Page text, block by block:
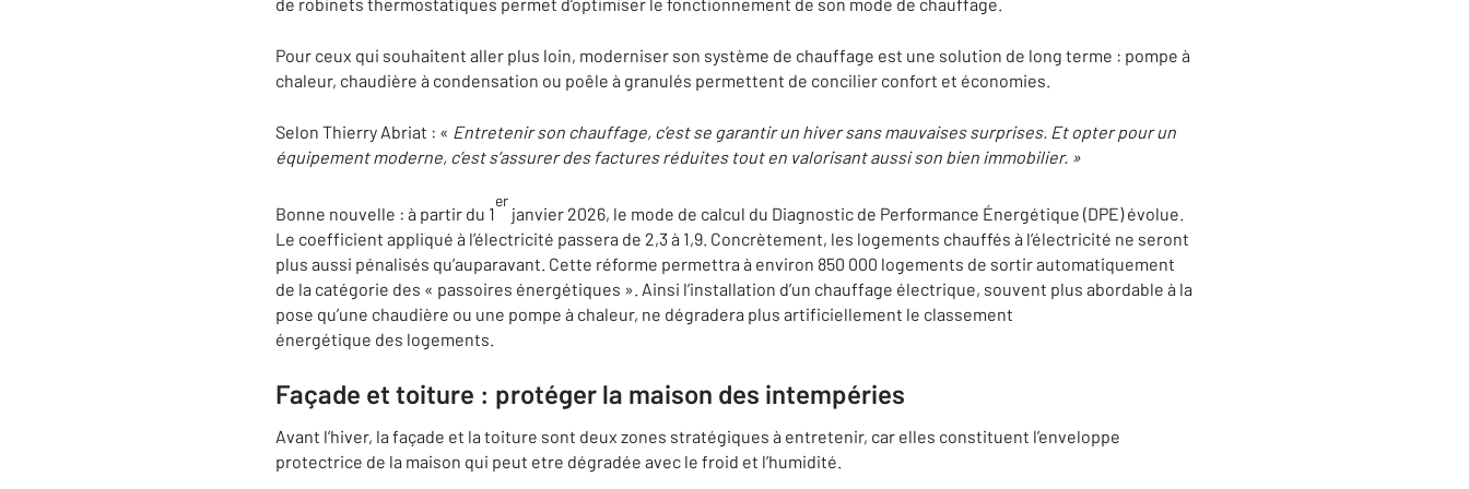
Pour ceux qui souhaitent aller plus loin, moderniser son système de chauffage est une solution de long terme : pompe à
chaleur, chaudière à condensation ou poêle à granulés permettent de concilier confort et économies.
Selon Thierry Abriat : « Entretenir son chauffage, c’est se garantir un hiver sans mauvaises surprises. Et opter pour un
équipement moderne, c’est s’assurer des factures réduites tout en valorisant aussi son bien immobilier. »
Bonne nouvelle : à partir du 1
er
janvier 2026, le mode de calcul du Diagnostic de Performance Énergétique (DPE) évolue.
Le coefficient appliqué à l’électricité passera de 2,3 à 1,9. Concrètement, les logements chauffés à l’électricité ne seront
plus aussi pénalisés qu’auparavant. Cette réforme permettra à environ 850 000 logements de sortir automatiquement
de la catégorie des « passoires énergétiques ». Ainsi l’installation d’un chauffage électrique, souvent plus abordable à la
pose qu’une chaudière ou une pompe à chaleur, ne dégradera plus artificiellement le classement
énergétique des logements.
Façade et toiture : protéger la maison des intempéries
Avant l’hiver, la façade et la toiture sont deux zones stratégiques à entretenir, car elles constituent l’enveloppe
protectrice de la maison qui peut etre dégradée avec le froid et l’humidité.